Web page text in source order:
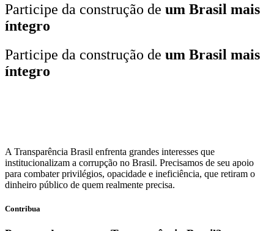
Participe da construção de um Brasil mais
íntegro
Participe da construção de um Brasil mais
íntegro
A Transparência Brasil enfrenta grandes interesses que
institucionalizam a corrupção no Brasil. Precisamos de seu apoio
para combater privilégios, opacidade e ineficiência, que retiram o
dinheiro público de quem realmente precisa.
Contribua